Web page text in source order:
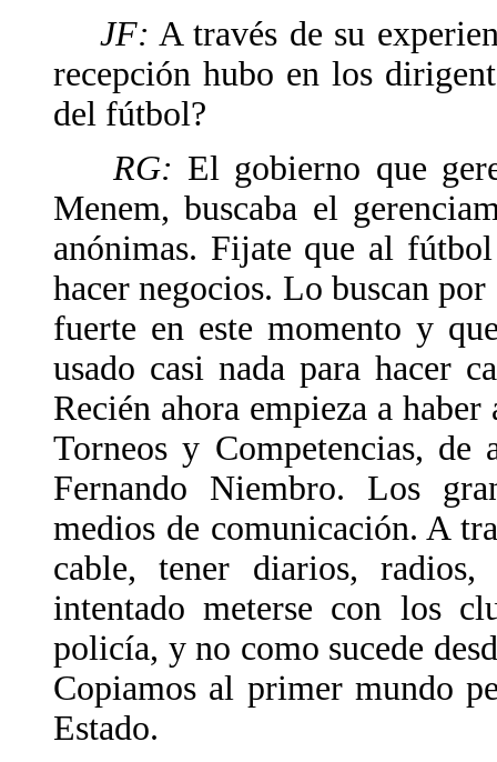
JF: A través de su
recepción hubo en los
del fútbol?
RG: El gobierno que
Menem, buscaba el
anónimas. Fijate que al
hacer negocios. Lo buscan
fuerte en este momento y
usado casi nada para hacer
Recién ahora empieza a
Torneos y Competencias, de
Fernando Niembro. Los
medios de comunicación. A
cable, tener diarios,
intentado meterse con los
policía, y no como sucede
Copiamos al primer mundo
Estado.